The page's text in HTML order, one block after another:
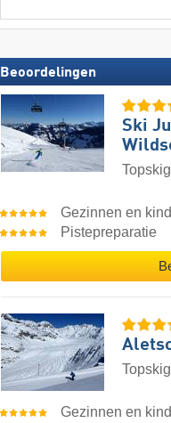
Beoordelingen
Ski
Gezinnen en
Pistepreparatie
Gezinnen en